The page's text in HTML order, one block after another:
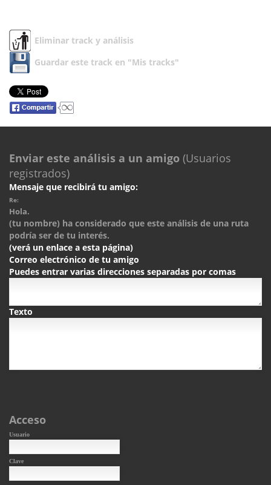
Eliminar track y análisis
Guardar este track en "Mis tracks"
Enviar este análisis a un amigo (Usuarios
registrados)
Mensaje que recibirá tu amigo:
Re:
Hola.
(tu nombre) ha considerado que este análisis de una ruta
podría ser de tu interés.
(verá un enlace a esta página)
Correo electrónico de tu amigo
Puedes entrar varias direcciones separadas por comas
Texto
Acceso
Usuario
Clave